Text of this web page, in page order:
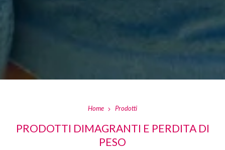
Home Prodotti
PRODOTTI DIMAGRANTI E PERDITA DI
PESO